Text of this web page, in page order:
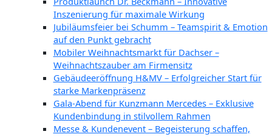
Inszenierung für maximale Wirkung
Jubiläumsfeier bei Schumm – Teamspirit & Emotion
auf den Punkt gebracht
Mobiler Weihnachtsmarkt für Dachser –
Weihnachtszauber am Firmensitz
Gebäudeeröffnung H&MV – Erfolgreicher Start für
starke Markenpräsenz
Gala-Abend für Kunzmann Mercedes – Exklusive
Kundenbindung in stilvollem Rahmen
Messe & Kundenevent – Begeisterung schaffen,